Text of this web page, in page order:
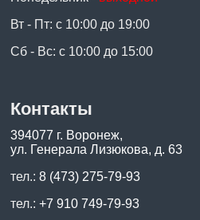
Вт - Пт: с 10:00 до 19:00
Сб - Вс: с 10:00 до 15:00
Контакты
394077 г. Воронеж,
ул. Генерала Лизюкова, д. 63
тел.:8 (473) 275-79-93
тел.:+7 910 749-79-93